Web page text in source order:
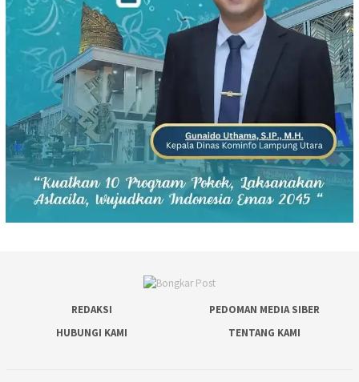
REDAKSI
PEDOMAN MEDIA SIBER
HUBUNGI KAMI
TENTANG KAMI